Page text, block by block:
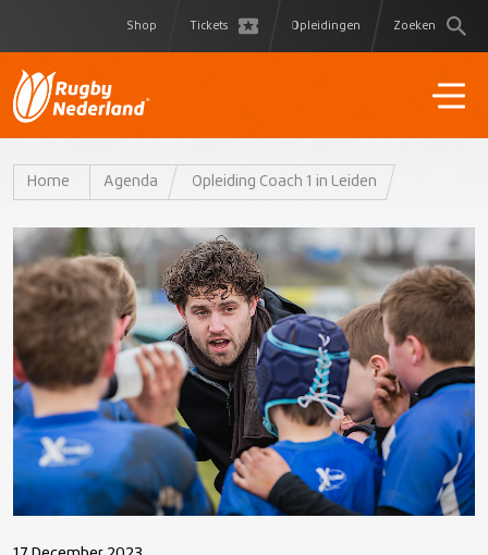
Shop Tickets Opleidingen Zoeken
Home Agenda Opleiding Coach 1 in Leiden